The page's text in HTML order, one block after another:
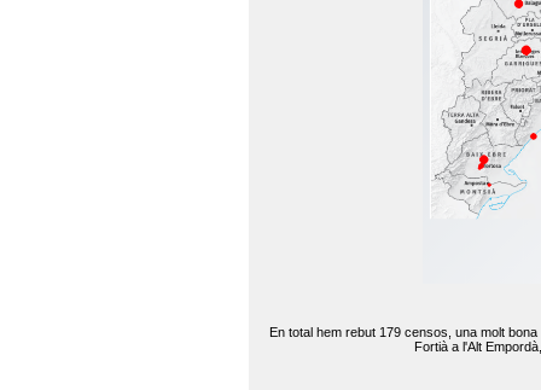
En total hem rebut 179 censos, una molt
Fortià a l'Alt